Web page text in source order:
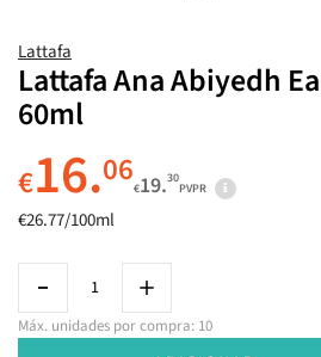
Lattafa
Lattafa Ana Abiyedh
60ml
€16.06€19.30
PVPR
€26.77/100ml
Máx. unidades por compra: 10